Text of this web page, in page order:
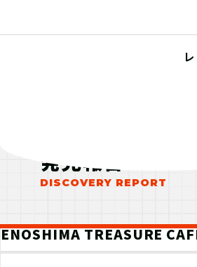
発見報告
ENOSHIMA TREASURE